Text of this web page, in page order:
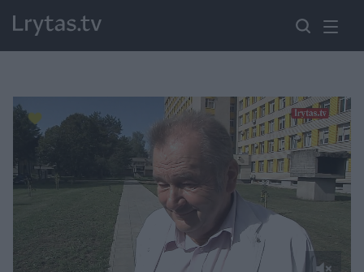
Paremkite Ukrainą